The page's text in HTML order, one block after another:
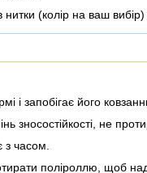
(колір на ваш вибір)
і запобігає його
зносостійкості, не
з часом.
поліроллю, щоб